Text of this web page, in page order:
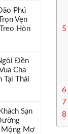
Phú
Vẹn
Hòn
Đền
Cha
Thái
Sạn
Mộng Mơ
5
6
7
8